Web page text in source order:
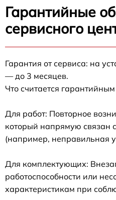
Гарантийные
сервисного
Гарантия от сервиса: на
— до 3 месяцев.
Что считается
Для работ: Повторное
который напрямую связан
(например, неправильная
Для комплектующих:
работоспособности или
характеристикам при